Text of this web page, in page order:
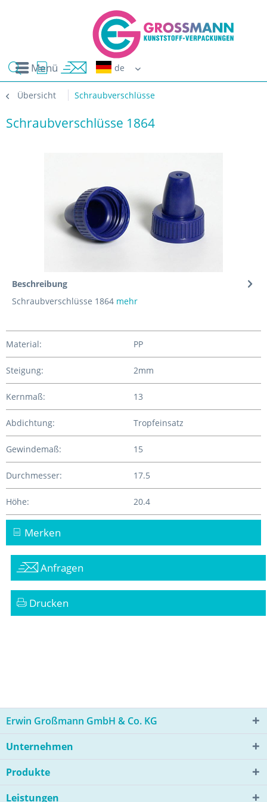
Menü
Übersicht Schraubverschlüsse
Schraubverschlüsse 1864
Beschreibung
Schraubverschlüsse 1864 mehr
Material: PP
Steigung: 2mm
Kernmaß: 13
Abdichtung: Tropfeinsatz
Gewindemaß: 15
Durchmesser: 17.5
Höhe: 20.4
Merken
Anfragen
Drucken
Erwin Großmann GmbH & Co. KG
Unternehmen
Produkte
Leistungen